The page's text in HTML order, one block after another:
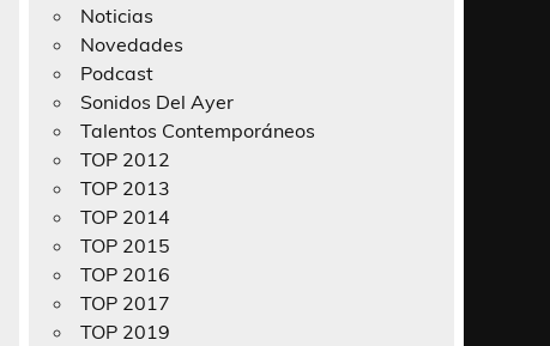
Noticias
Novedades
Podcast
Sonidos Del Ayer
Talentos Contemporáneos
TOP 2012
TOP 2013
TOP 2014
TOP 2015
TOP 2016
TOP 2017
TOP 2019